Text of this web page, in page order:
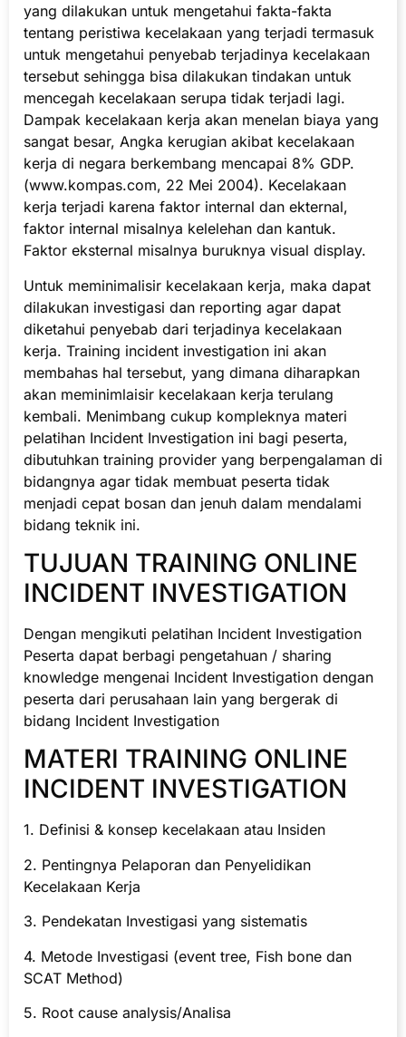
yang dilakukan untuk mengetahui fakta-fakta
tentang peristiwa kecelakaan yang terjadi termasuk
untuk mengetahui penyebab terjadinya kecelakaan
tersebut sehingga bisa dilakukan tindakan untuk
mencegah kecelakaan serupa tidak terjadi lagi.
Dampak kecelakaan kerja akan menelan biaya yang
sangat besar, Angka kerugian akibat kecelakaan
kerja di negara berkembang mencapai 8% GDP.
(www.kompas.com, 22 Mei 2004). Kecelakaan
kerja terjadi karena faktor internal dan ekternal,
faktor internal misalnya kelelehan dan kantuk.
Faktor eksternal misalnya buruknya visual display.
Untuk meminimalisir kecelakaan kerja, maka dapat
dilakukan investigasi dan reporting agar dapat
diketahui penyebab dari terjadinya kecelakaan
kerja. Training incident investigation ini akan
membahas hal tersebut, yang dimana diharapkan
akan meminimlaisir kecelakaan kerja terulang
kembali. Menimbang cukup kompleknya materi
pelatihan Incident Investigation ini bagi peserta,
dibutuhkan training provider yang berpengalaman di
bidangnya agar tidak membuat peserta tidak
menjadi cepat bosan dan jenuh dalam mendalami
bidang teknik ini.
TUJUAN TRAINING ONLINE
INCIDENT INVESTIGATION
Dengan mengikuti pelatihan Incident Investigation
Peserta dapat berbagi pengetahuan / sharing
knowledge mengenai Incident Investigation dengan
peserta dari perusahaan lain yang bergerak di
bidang Incident Investigation
MATERI TRAINING ONLINE
INCIDENT INVESTIGATION
1. Definisi & konsep kecelakaan atau Insiden
2. Pentingnya Pelaporan dan Penyelidikan
Kecelakaan Kerja
3. Pendekatan Investigasi yang sistematis
4. Metode Investigasi (event tree, Fish bone dan
SCAT Method)
5. Root cause analysis/Analisa